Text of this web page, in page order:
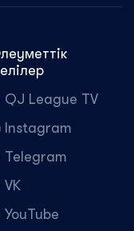
QJ League TV
Instagram
Telegram
VK
YouTube